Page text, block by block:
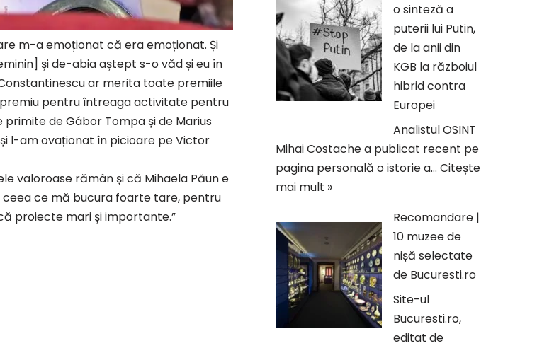
m-a emoționat că era emoționat. Și
și de-abia aștept s-o văd și eu în
ar merita toate premiile
pentru întreaga activitate pentru
de Gábor Tompa și de Marius
l-am ovaționat în picioare pe Victor
valoroase rămân și că Mihaela Păun e
ce mă bucura foarte tare, pentru
proiecte mari și importante.”
o sinteză a
puterii lui Putin,
de la anii din
KGB la războiul
hibrid contra
Europei
Analistul OSINT
Mihai Costache a publicat recent pe
pagina personală o istorie a… Citește
mai mult »
Recomandare |
10 muzee de
nișă selectate
de Bucuresti.ro
Site-ul
Bucuresti.ro,
editat de